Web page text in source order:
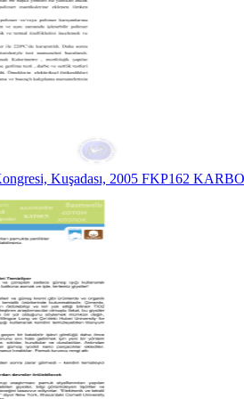
Kuşadası, 2005 FKP162